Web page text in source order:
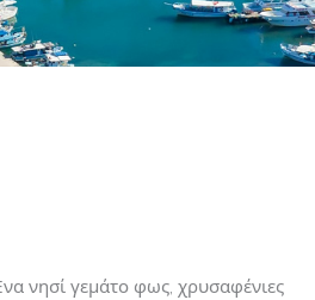
νησί γεμάτο φως, χρυσαφένιες